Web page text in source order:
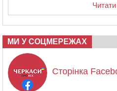
МИ У СОЦМЕРЕЖАХ
Сторінка